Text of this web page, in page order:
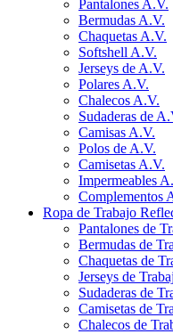
Pantalones A.V.
Bermudas A.V.
Chaquetas A.V.
Softshell A.V.
Jerseys de A.V.
Polares A.V.
Chalecos A.V.
Sudaderas de
Camisas A.V.
Polos de A.V.
Camisetas A.V.
Impermeables
Complementos
Ropa de Trabajo
Pantalones de
Bermudas de
Chaquetas de
Jerseys de
Sudaderas de
Camisetas de
Chalecos de